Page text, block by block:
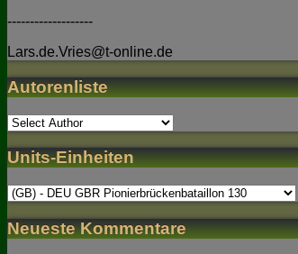
-------------------
Lars.de.Vries@t-online.de
Autorenliste
Units-Einheiten
Neueste Kommentare